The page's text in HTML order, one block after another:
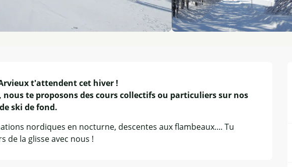
t'attendent cet hiver !
te proposons des cours collectifs ou particuliers sur nos
ski de fond.
nordiques en nocturne, descentes aux flambeaux.... Tu
de la glisse avec nous !